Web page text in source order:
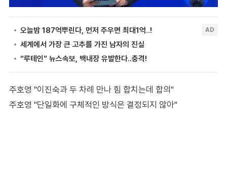
주호영 "이진숙과 두 차례 만나 힘 합치는데 합의"
주호영 "단일화에 구체적인 방식은 결정되지 않아"